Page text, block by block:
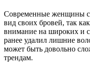
Современные женщины
вид своих бровей, так
внимание на широких и
ранее удалил лишние
может быть довольно
трендам.